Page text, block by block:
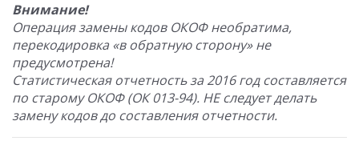
Внимание!
Операция замены кодов ОКОФ необратима,
перекодировка «в обратную сторону» не
предусмотрена!
Статистическая отчетность за 2016 год составляется
по старому ОКОФ (ОК 013-94). НЕ следует делать
замену кодов до составления отчетности.